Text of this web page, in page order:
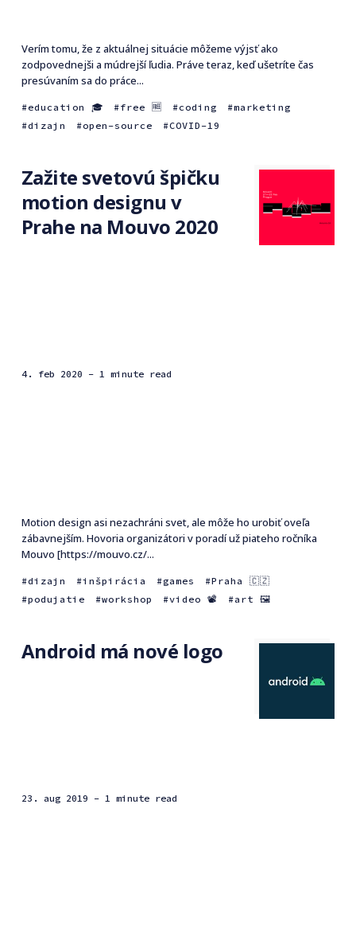
Verím tomu, že z aktuálnej situácie môžeme výjsť ako
zodpovednejši a múdrejší ľudia. Práve teraz, keď ušetríte čas
presúvaním sa do práce...
education 🎓 free 🆓 coding
marketing
dizajn
open-source COVID-19
Zažite svetovú špičku
motion designu v
Prahe na Mouvo 2020
4. feb 2020 - 1 minute read
Motion design asi nezachráni svet, ale môže ho urobiť oveľa
zábavnejším. Hovoria organizátori v poradí už piateho ročníka
Mouvo [https://mouvo.cz/...
dizajn inšpirácia games
Praha 🇨🇿
podujatie
workshop video 📽 art 🖼
Android má nové logo
23. aug 2019 - 1 minute read